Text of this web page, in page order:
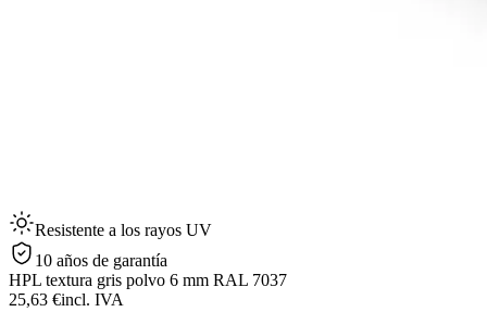
Resistente a los rayos UV
10 años de garantía
HPL textura gris polvo 6 mm RAL 7037
25,63 €incl. IVA